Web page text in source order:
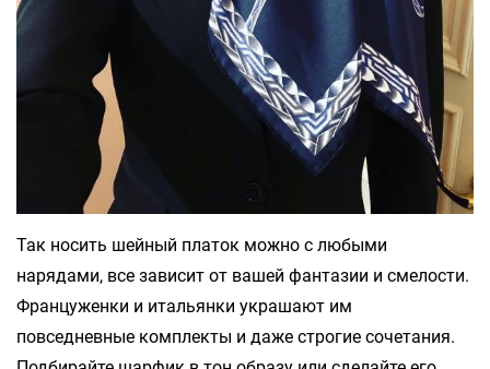
Так носить шейный платок можно с любыми
нарядами, все зависит от вашей фантазии и смелости.
Француженки и итальянки украшают им
повседневные комплекты и даже строгие сочетания.